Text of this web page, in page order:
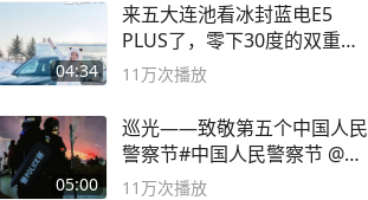
04:34
来五大连池看冰封蓝电E5
PLUS了，零下30度的双重冰
封40小时全录
11万次播放
05:00
巡光——致敬第五个中国人民
警察节#中国人民警察节 @抖
音小助手
11万次播放